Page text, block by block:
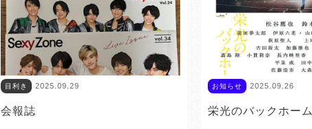
目利き 2025.09.29
会報誌
お知らせ 2025.09.26
栄光のバックホーム